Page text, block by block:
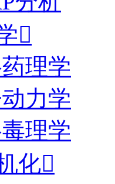

理学
力学
理学
化